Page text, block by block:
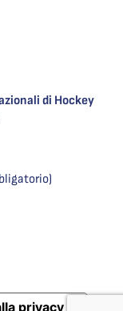
di Hockey
privacy